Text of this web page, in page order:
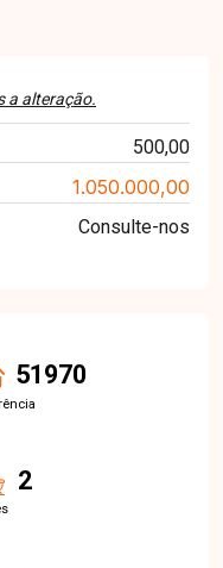
a alteração.
500,00
1.050.000,00
Consulte-nos
51970
2